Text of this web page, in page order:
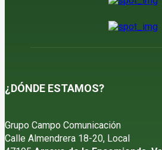
¿DÓNDE ESTAMOS?
Grupo Campo Comunicación
Calle Almendrera 18-20, Local